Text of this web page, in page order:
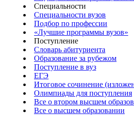
Специальности
Специальности вузов
Подбор по профессии
«Лучшие программы вузов»
Поступление
Словарь абитуриента
Образование за рубежом
Поступление в вуз
ЕГЭ
Итоговое сочинение
Олимпиады для поступления
Все о втором высшем
Все о высшем образовании